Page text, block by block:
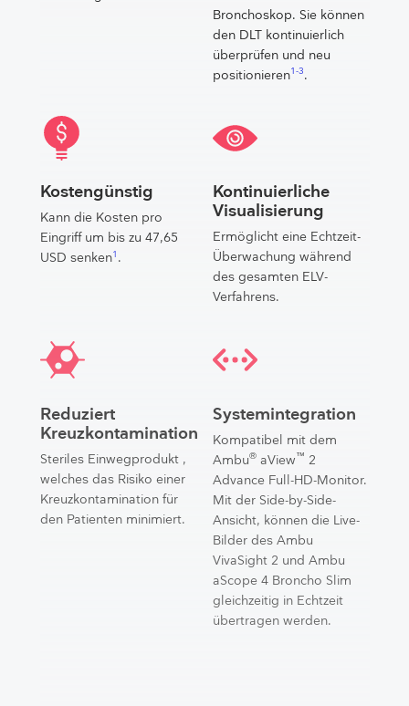
Bronchoskop. Sie können
den DLT kontinuierlich
überprüfen und neu
positionieren1-3.
Kostengünstig
Kann die Kosten pro
Eingriff um bis zu 47,65
USD senken​1 .
Kontinuierliche
Visualisierung
Ermöglicht eine Echtzeit-
Überwachung während
des gesamten ELV-
Verfahrens.
Reduziert
Kreuzkontamination
Steriles Einwegprodukt ,
welches das Risiko einer
Kreuzkontamination für
den Patienten minimiert.
Systemintegration
Kompatibel mit dem
Ambu® aView™ 2
Advance Full-HD-Monitor.
Mit der Side-by-Side-
Ansicht, können die Live-
Bilder des Ambu
VivaSight 2 und Ambu
aScope 4 Broncho Slim
gleichzeitig in Echtzeit
übertragen werden.​